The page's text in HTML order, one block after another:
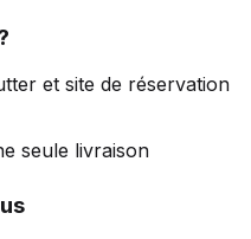
et site de réservation
seule livraison